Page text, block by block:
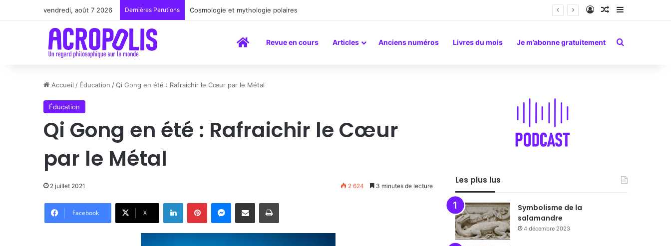
vendredi, août 7 2026 Dernières Parutions Renoir : la peinture comme un art du lien Connexion
Article Aléatoire
Sidebar
AccueilRevue en cours Articles Anciens numéros Livres du mois Je m’abonne gratuitement Rechercher
Accueil / Éducation /Qi Gong en été : Rafraichir le Cœur par le Métal
Éducation
Qi Gong en été : Rafraichir le Cœur
par le Métal
2 juillet 2021 2 624 3 minutes de lecture
Facebook X
LinkedinPinterestMessenger
Partager par email Imprimer
Les plus lus
Symbolisme de la
salamandre
4 décembre 2023